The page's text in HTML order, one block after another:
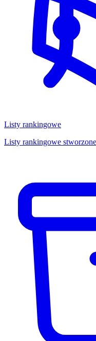
Listy rankingowe
Listy rankingowe